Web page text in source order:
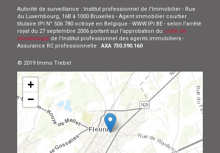
Autorité de surveillance : Institut professionnel de l'Immobilier - Rue
du Luxembourg, 16B à 1000 Bruxelles - Agent immobilier courtier
titulaire IPI N° 506 780 octroyé en Belgique - WWW.IPI.BE - selon l'arrêté
royal du 27 septembre 2006 portant sur l'approbation du code de
déontologie de l'Institut professionnel des agents immobiliers -
Assurance RC professionnelle :AXA 730.390.160
© 2019 Immo Trebel
+
−